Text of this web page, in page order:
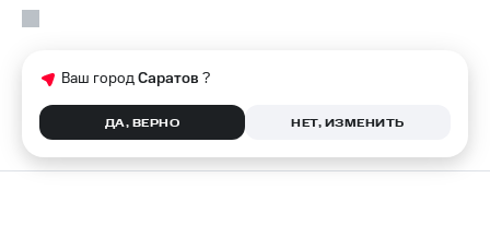
Ваш городСаратов ?
ДА, ВЕРНО НЕТ, ИЗМЕНИТЬ